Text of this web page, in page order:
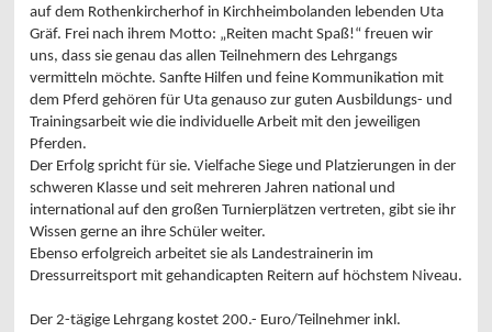
auf dem Rothenkircherhof in Kirchheimbolanden lebenden Uta
Gräf. Frei nach ihrem Motto: „Reiten macht Spaß!“ freuen wir
uns, dass sie genau das allen Teilnehmern des Lehrgangs
vermitteln möchte. Sanfte Hilfen und feine Kommunikation mit
dem Pferd gehören für Uta genauso zur guten Ausbildungs- und
Trainingsarbeit wie die individuelle Arbeit mit den jeweiligen
Pferden.
Der Erfolg spricht für sie. Vielfache Siege und Platzierungen in der
schweren Klasse und seit mehreren Jahren national und
international auf den großen Turnierplätzen vertreten, gibt sie ihr
Wissen gerne an ihre Schüler weiter.
Ebenso erfolgreich arbeitet sie als Landestrainerin im
Dressurreitsport mit gehandicapten Reitern auf höchstem Niveau.
Der 2-tägige Lehrgang kostet 200.- Euro/Teilnehmer inkl.